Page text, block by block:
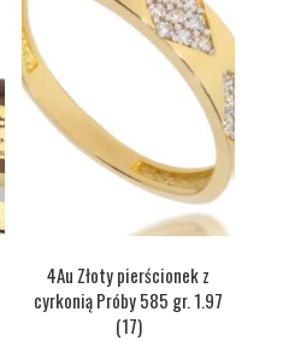
4Au Złoty pierścionek z
cyrkonią Próby 585 gr. 1.97
(17)